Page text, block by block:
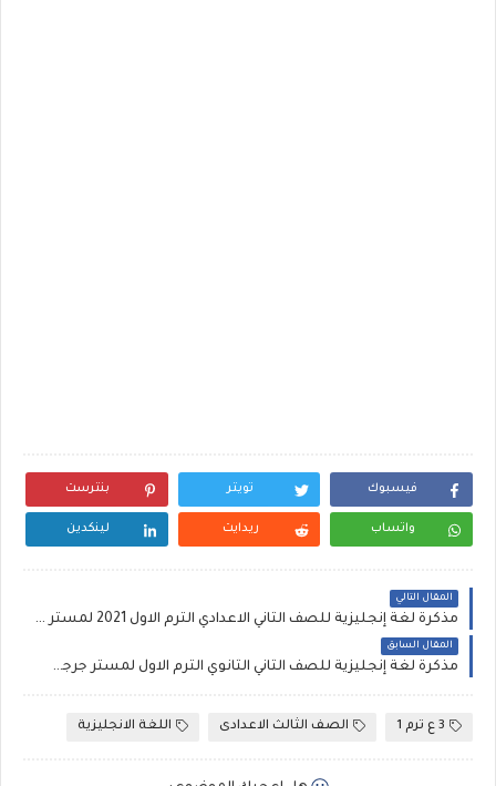
فيسبوك تويتر بنترست
واتساب ريدايت لينكدين
المقال التالي
مذكرة لغة إنجليزية للصف الثاني الاعدادي الترم الاول 2021 لمستر محمد الشعراوي
المقال السابق
مذكرة لغة إنجليزية للصف الثاني الثانوي الترم الاول لمستر جرجس سيفين، مذكرة انجليزي ثانيه ثانوي 2022
3 ع ترم 1 الصف الثالث الاعدادى اللغة الانجليزية